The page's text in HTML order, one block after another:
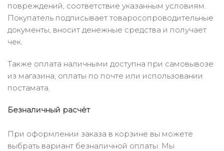
повреждений, соответствие указанным условиям.
Покупатель подписывает товаросопроводительные
документы, вносит денежные средства и получает
чек.
Также оплата наличными доступна при самовывозе
из магазина, оплаты по почте или использовании
постамата.
Безналичный расчёт
При оформлении заказа в корзине вы можете
выбрать вариант безналичной оплаты. Мы